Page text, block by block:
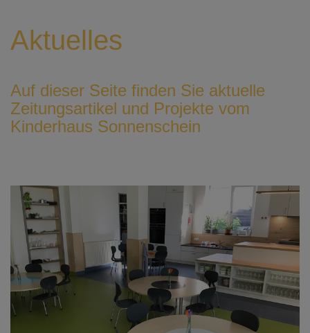
Aktuelles
Auf dieser Seite finden Sie aktuelle
Zeitungsartikel und Projekte vom
Kinderhaus Sonnenschein